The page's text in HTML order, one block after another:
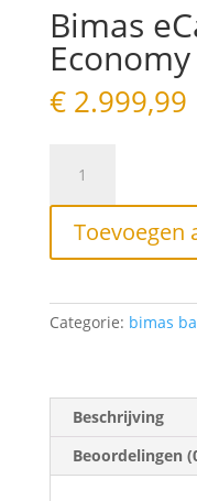
Bimas
€2.999,99
eCargo
3.3
Economy
Toevoegen
Categorie: bimas
Beschrijving
Beoordelingen